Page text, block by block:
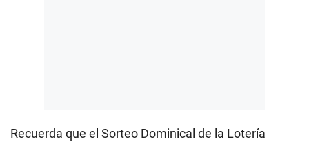
Recuerda que el Sorteo Dominical de la Lotería